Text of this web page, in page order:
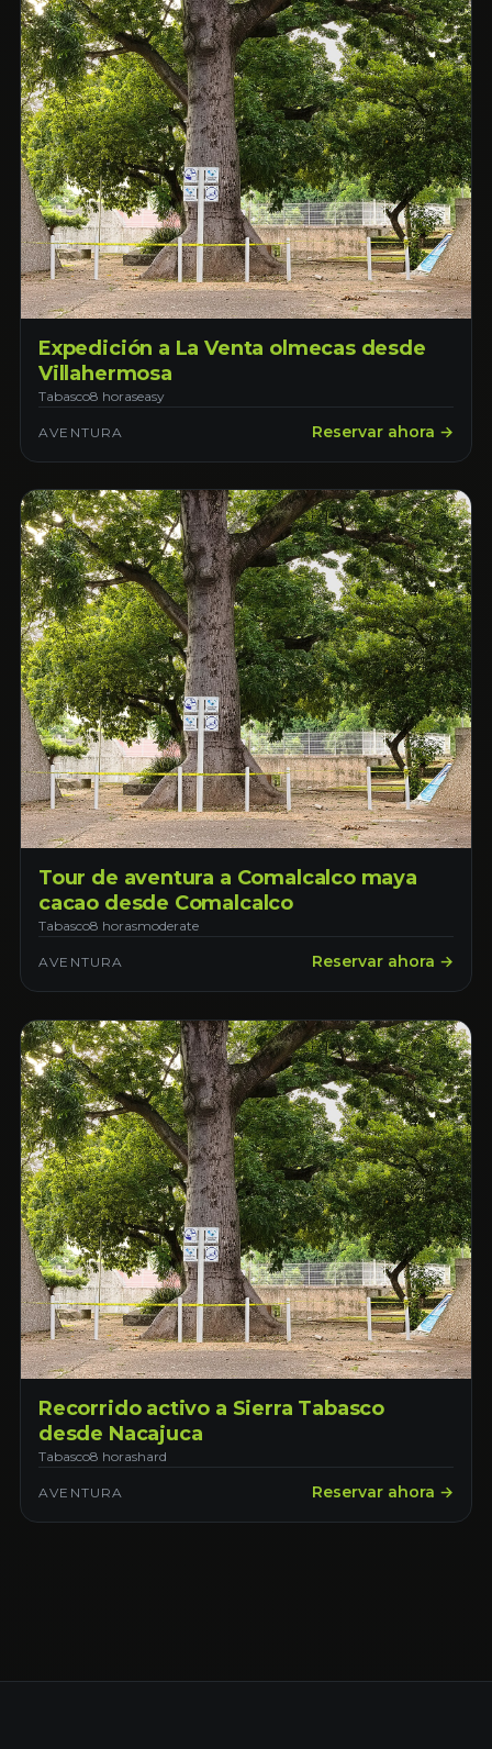
Expedición a La Venta olmecas desde
Villahermosa
Tabasco8 horaseasy
AVENTURA Reservar ahora →
Tour de aventura a Comalcalco maya
cacao desde Comalcalco
Tabasco8 horasmoderate
AVENTURA Reservar ahora →
Recorrido activo a Sierra Tabasco
desde Nacajuca
Tabasco8 horashard
AVENTURA Reservar ahora →